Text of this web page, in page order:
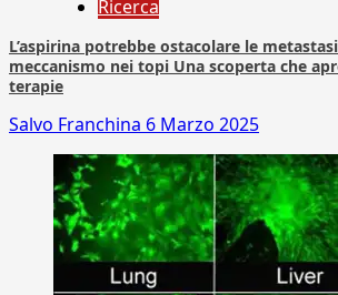
Ricerca
L’aspirina potrebbe ostacolare le
meccanismo nei topi Una scoperta che
terapie
Salvo Franchina 6 Marzo 2025